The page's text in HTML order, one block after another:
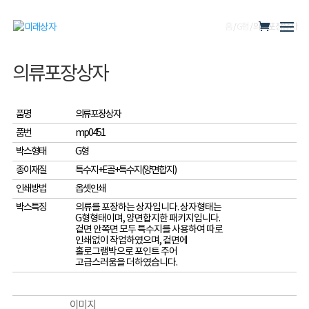
/ / 의류포장상자
의류포장상자
품명
의류포장상자
품번
mp0451
박스형태
G형
종이재질
특수지+E골+특수지(양면합지)
인쇄방법
옵셋인쇄
박스특징
의류를 포장하는 상자입니다. 상자형태는
G형형태이며, 양면합지한 패키지입니다.
겉면 안쪽면 모두 특수지를 사용하여 따로
인쇄없이 작업하였으며, 겉면에
홀로그램박으로 포인트 주어
고급스러움을 더하였습니다.
이미지